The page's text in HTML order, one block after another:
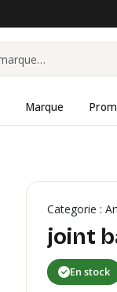
Marque
Categorie :
joint
En stock